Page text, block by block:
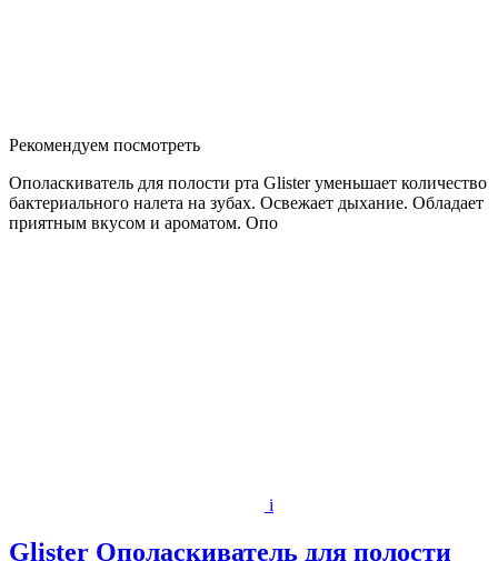
Рекомендуем посмотреть
Ополаскиватель для полости рта Glister уменьшает количество
бактериального налета на зубах. Освежает дыхание. Обладает
приятным вкусом и ароматом. Опо
i
Glister Ополаскиватель для полости